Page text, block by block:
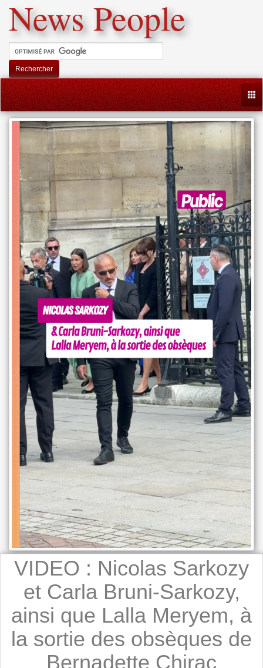
News People
Rechercher
VIDEO : Nicolas Sarkozy
et Carla Bruni-Sarkozy,
ainsi que Lalla Meryem, à
la sortie des obsèques de
Bernadette Chirac